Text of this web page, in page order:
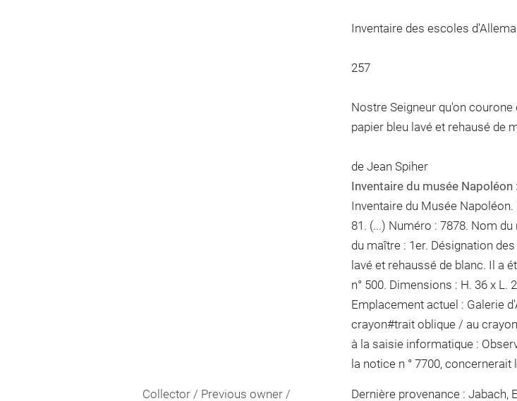
Inventaire des escoles
257
Nostre Seigneur qu'on
papier bleu lavé et rehausé de
de Jean Spiher
Inventaire du musée Napoléon :
Inventaire du Musée
81. (...) Numéro : 7878. Nom
du maître : 1er. Désignation
lavé et rehaussé de blanc. Il a
n° 500. Dimensions : H. 36 x L.
Emplacement actuel : Galerie
crayon#trait oblique / au
à la saisie informatique :
la notice n ° 7700, concernerait
Collector / Previous owner / Dernière provenance : Jabach,